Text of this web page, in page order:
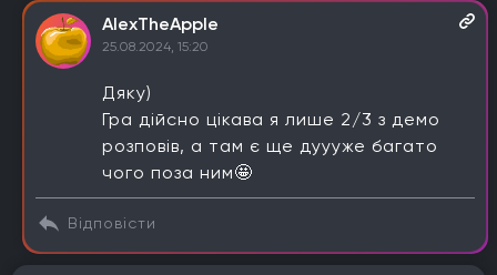
AlexTheApple
25.08.2024, 15:20
Дяку)
Гра дійсно цікава я лише 2/3 з демо
розповів, а там є ще дуууже багато
чого поза ним🤩
Відповісти